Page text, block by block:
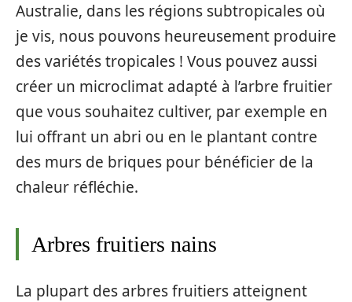
Australie, dans les régions subtropicales où
je vis, nous pouvons heureusement produire
des variétés tropicales ! Vous pouvez aussi
créer un microclimat adapté à l’arbre fruitier
que vous souhaitez cultiver, par exemple en
lui offrant un abri ou en le plantant contre
des murs de briques pour bénéficier de la
chaleur réfléchie.
Arbres fruitiers nains
La plupart des arbres fruitiers atteignent